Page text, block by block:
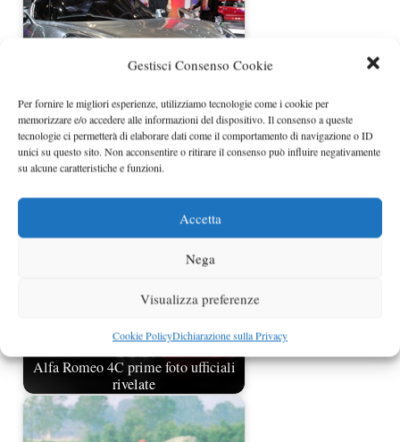
Gestisci Consenso Cookie
Per fornire le migliori esperienze, utilizziamo tecnologie come i cookie per
memorizzare e/o accedere alle informazioni del dispositivo. Il consenso a queste
tecnologie ci permetterà di elaborare dati come il comportamento di navigazione o ID
unici su questo sito. Non acconsentire o ritirare il consenso può influire negativamente
su alcune caratteristiche e funzioni.
Accetta
Nega
Visualizza preferenze
Cookie PolicyDichiarazione sulla Privacy
Alfa Romeo 4C attesa in USA
Alfa Romeo 4C prime foto ufficiali
rivelate